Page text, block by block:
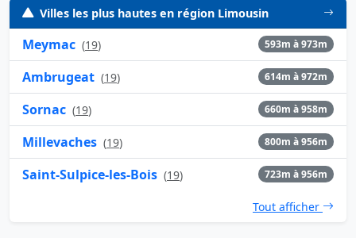
Villes les plus hautes en région Limousin
Meymac (19) 593m à 973m
Ambrugeat (19) 614m à 972m
Sornac (19) 660m à 958m
Millevaches (19) 800m à 956m
Saint-Sulpice-les-Bois (19) 723m à 956m
Tout afficher